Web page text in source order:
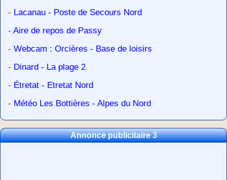
- Lacanau - Poste de Secours Nord
- Aire de repos de Passy
- Webcam : Orcières - Base de loisirs
- Dinard - La plage 2
- Étretat - Etretat Nord
- Météo Les Bottières - Alpes du Nord
Annonce publicitaire 3